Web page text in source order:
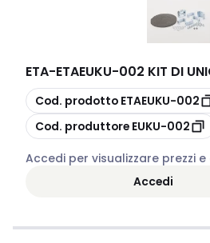
ETA-ETAEUKU-002 KIT DI
copia
Cod. prodotto ETAEUKU-002
copia
Cod. produttore EUKU-002
Accedi per visualizzare prezzi
Accedi